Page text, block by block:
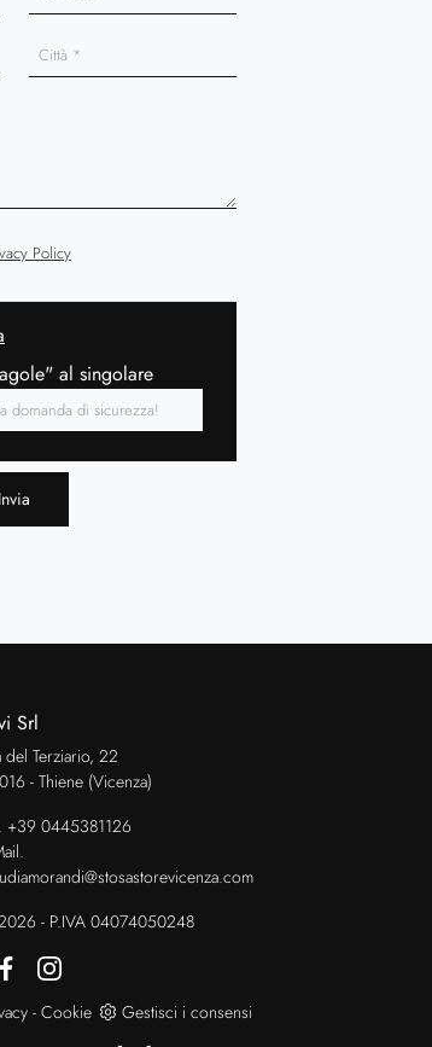
Policy
al singolare
Invia
Srl
del Terziario, 22
- Thiene (Vicenza)
+39 0445381126
- P.IVA 04074050248
- Cookie
Gestisci i consensi